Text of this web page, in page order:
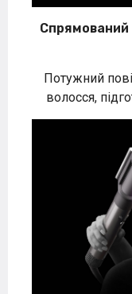
Спрямований
Потужний
волосся,